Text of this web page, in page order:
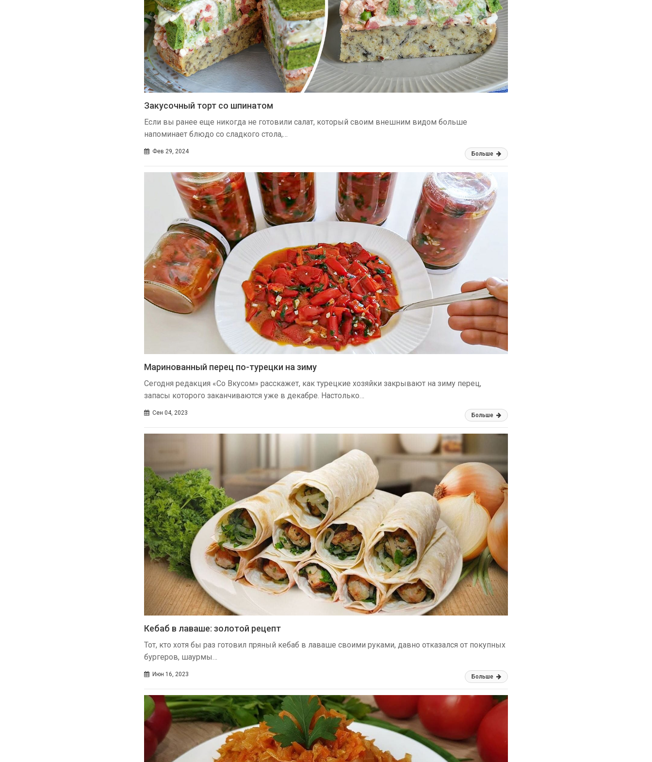
Закусочный торт со шпинатом
Если вы ранее еще никогда не готовили салат, который своим внешним видом больше
напоминает блюдо со сладкого стола,…
Фев 29, 2024 Больше
Маринованный перец по-турецки на зиму
Сегодня редакция «Со Вкусом» расскажет, как турецкие хозяйки закрывают на зиму перец,
запасы которого заканчиваются уже в декабре. Настолько…
Сен 04, 2023 Больше
Кебаб в лаваше: золотой рецепт
Тот, кто хотя бы раз готовил пряный кебаб в лаваше своими руками, давно отказался от покупных
бургеров, шаурмы…
Июн 16, 2023 Больше